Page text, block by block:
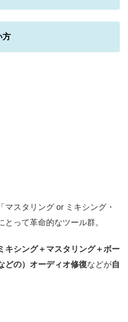
方
スタリング or ミキシング・
って革命的なツール群。
キシング＋マスタリング＋ボー
どの）オーディオ修復などが自